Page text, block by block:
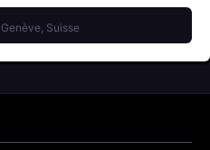
Genève, Suisse